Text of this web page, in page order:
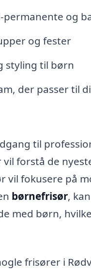
og
og fester
styling til børn
der passer til
til
forstå de
vil fokusere på
børnefrisør,
med børn,
frisører i